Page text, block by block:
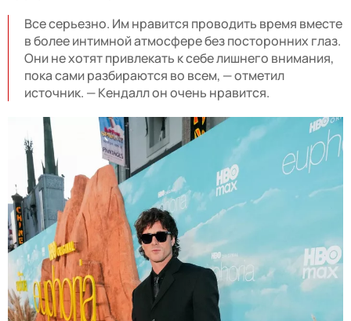
Все серьезно. Им нравится проводить время вместе
в более интимной атмосфере без посторонних глаз.
Они не хотят привлекать к себе лишнего внимания,
пока сами разбираются во всем, — отметил
источник. — Кендалл он очень нравится.